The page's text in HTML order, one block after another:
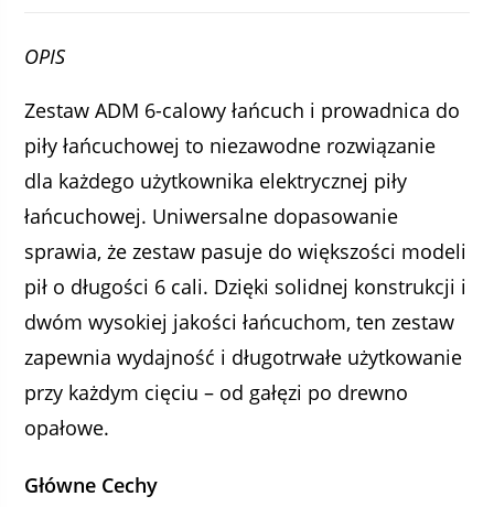
OPIS
Zestaw ADM 6-calowy łańcuch i prowadnica do
piły łańcuchowej to niezawodne rozwiązanie
dla każdego użytkownika elektrycznej piły
łańcuchowej. Uniwersalne dopasowanie
sprawia, że zestaw pasuje do większości modeli
pił o długości 6 cali. Dzięki solidnej konstrukcji i
dwóm wysokiej jakości łańcuchom, ten zestaw
zapewnia wydajność i długotrwałe użytkowanie
przy każdym cięciu – od gałęzi po drewno
opałowe.
Główne Cechy